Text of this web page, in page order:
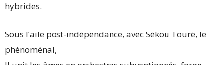
hybrides.
Sous l’aile post-indépendance, avec Sékou Touré, le
phénoménal,